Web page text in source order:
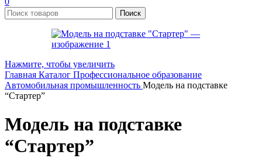
Поиск
Нажмите, чтобы увеличить
Главная Каталог Профессиональное образование
Автомобильная промышленность Модель на подставке
“Стартер”
Модель на подставке
“Стартер”